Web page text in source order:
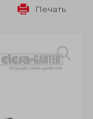
Печать